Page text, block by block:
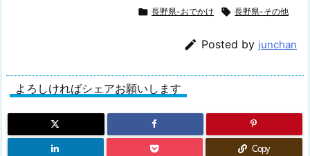
 長野県-おでかけ  長野県-その他
 Posted by junchan
よろしければシェアお願いします
Copy